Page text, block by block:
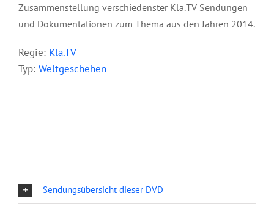
Zusammenstellung verschiedenster Kla.TV Sendungen
und Dokumentationen zum Thema aus den Jahren 2014.
Regie: Kla.TV
Typ: Weltgeschehen
Sendungsübersicht dieser DVD